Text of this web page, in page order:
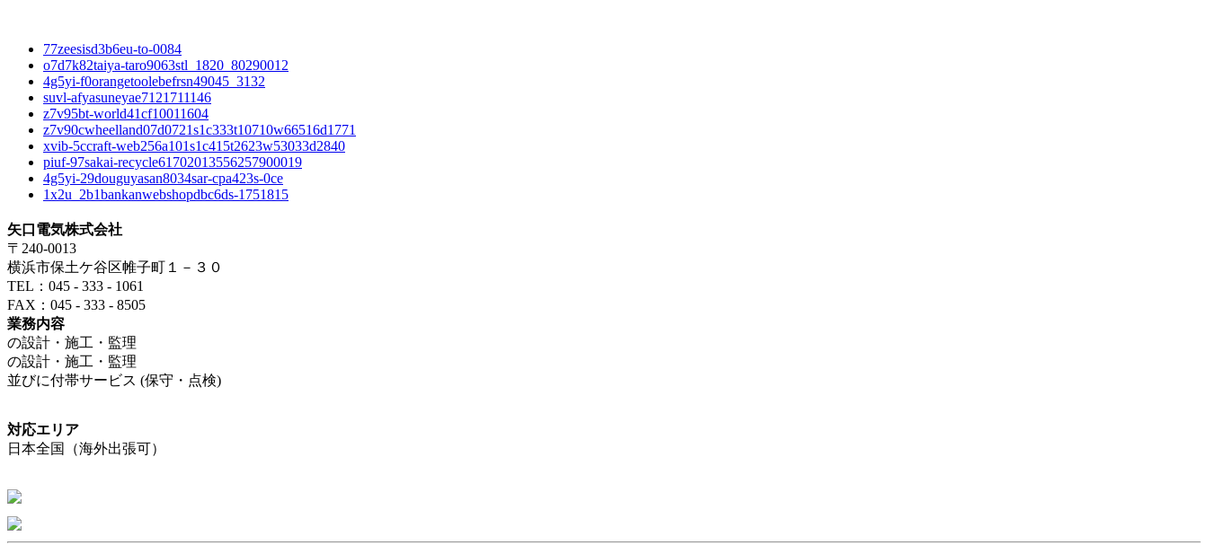
77zeesisd3b6eu-to-0084
o7d7k82taiya-taro9063stl_1820_80290012
4g5yi-f0orangetoolebefrsn49045_3132
suvl-afyasuneyae7121711146
z7v95bt-world41cf10011604
z7v90cwheelland07d0721s1c333t10710w66516d1771
xvib-5ccraft-web256a101s1c415t2623w53033d2840
piuf-97sakai-recycle61702013556257900019
4g5yi-29douguyasan8034sar-cpa423s-0ce
1x2u_2b1bankanwebshopdbc6ds-1751815
矢口電気株式会社
〒240-0013
横浜市保土ケ谷区帷子町１－３０
TEL：045 - 333 - 1061
FAX：045 - 333 - 8505
業務内容
の設計・施工・監理
の設計・施工・監理
並びに付帯サービス (保守・点検)
対応エリア
日本全国（海外出張可）